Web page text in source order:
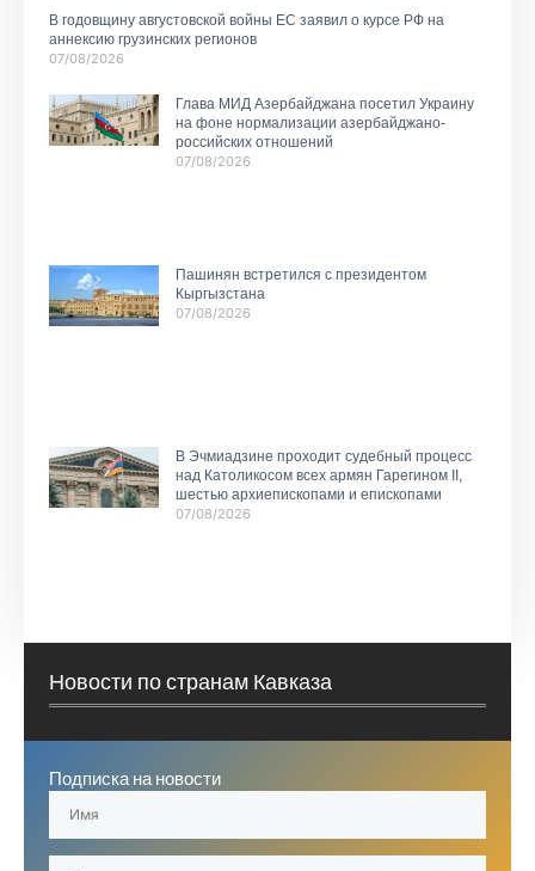
В годовщину августовской войны ЕС заявил о курсе РФ на
аннексию грузинских регионов
07/08/2026
Глава МИД Азербайджана посетил Украину
на фоне нормализации азербайджано-
российских отношений
07/08/2026
Пашинян встретился с президентом
Кыргызстана
07/08/2026
В Эчмиадзине проходит судебный процесс
над Католикосом всех армян Гарегином II,
шестью архиепископами и епископами
07/08/2026
Новости по странам Кавказа
Подписка на новости